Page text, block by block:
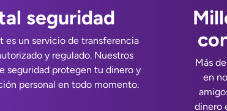
seguridad
es un servicio de transferencia
y regulado. Nuestros
seguridad protegen tu dinero y
personal en todo momento.
Más
en
dinero